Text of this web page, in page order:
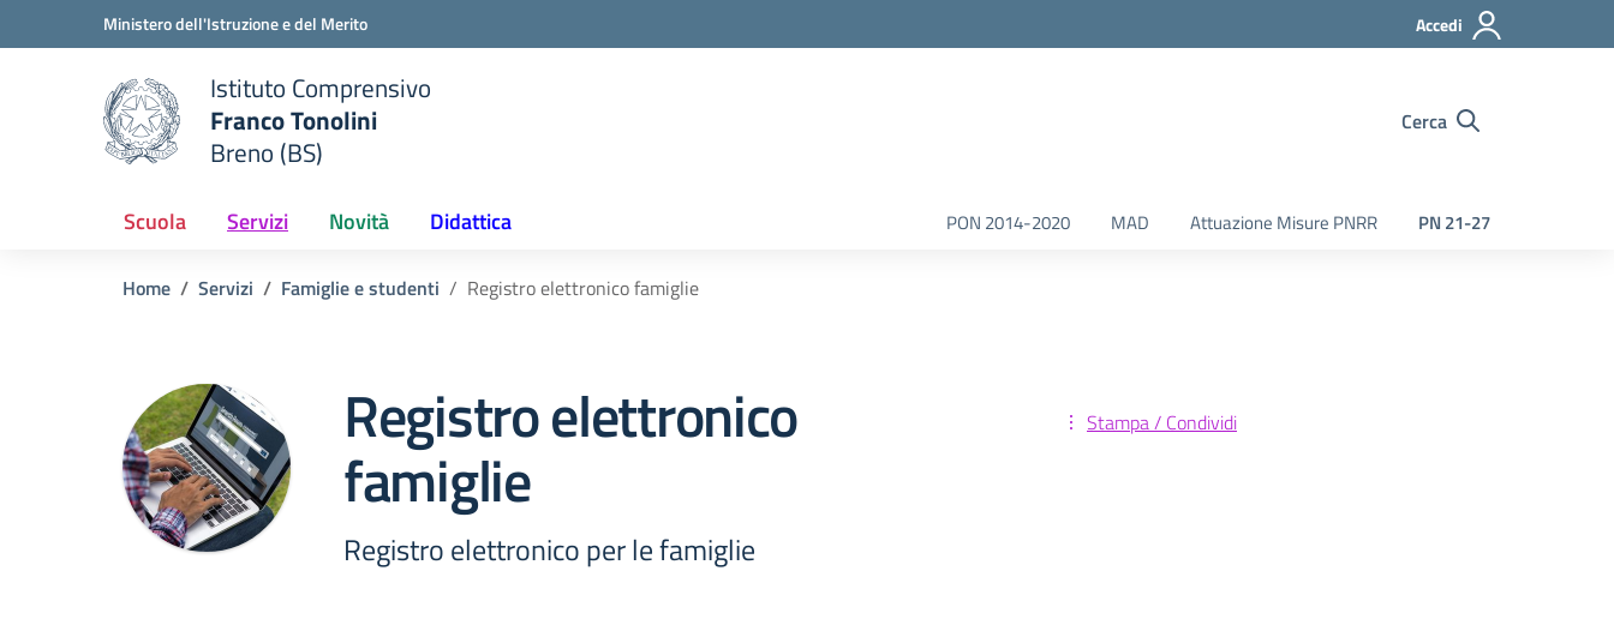
Vai ai contenuti
Vai al menu di navigazioneMinistero dell'Istruzione e del Merito Accedi
scuola
Istituto Comprensivo
Franco Tonolini
Breno (BS)
Cerca
Scuola Servizi Novità Didattica PON 2014-2020 MAD Attuazione Misure PNRR PN 21-27
Home Servizi Famiglie e studenti Registro elettronico famiglie
Registro elettronico
famiglie
Registro elettronico per le famiglie
Stampa / Condividi